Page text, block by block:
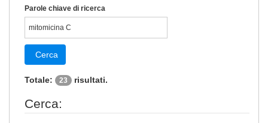
Parole chiave di ricerca
Cerca
Totale: 23 risultati.
Cerca: